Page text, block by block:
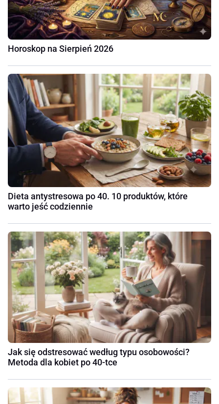
Horoskop na Sierpień 2026
Dieta antystresowa po 40. 10 produktów, które
warto jeść codziennie
Jak się odstresować według typu osobowości?
Metoda dla kobiet po 40-tce